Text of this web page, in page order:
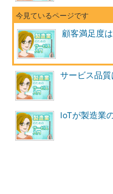
顧客満足度
サービス品
IoTが製造業